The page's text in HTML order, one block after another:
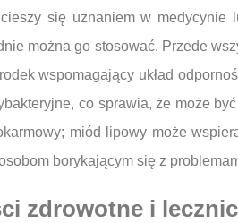
się uznaniem w
można go stosować. Przede
wspomagający układ
co sprawia, że może
miód lipowy może
borykającym się z
zdrowotne i